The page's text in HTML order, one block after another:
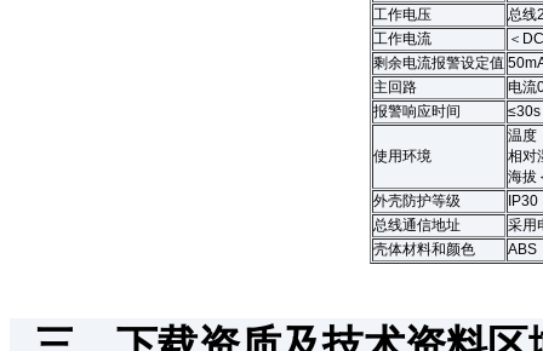
工作电压
总线
工作电流
＜
剩余电流报警设定值
主回路
电流
报警响应时间
≤30s
使用环境
温度
相对
海拔
外壳防护等级
IP30
总线通信地址
采用
壳体材料和颜色
ABS